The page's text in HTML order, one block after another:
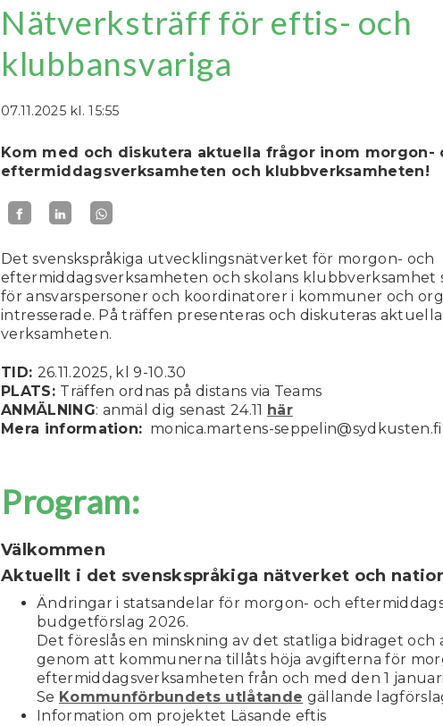
Nätverksträff för eftis- och
klubbansvariga
07.11.2025 kl. 15:55
Kom med och diskutera aktuella frågor inom morgon-
eftermiddagsverksamheten och klubbverksamheten!
Det svenskspråkiga utvecklingsnätverket för morgon- och
eftermiddagsverksamheten och skolans
för ansvarspersoner och koordinatorer i kommuner och
intresserade. På träffen presenteras och diskuteras
verksamheten.
TID: 26.11.2025, kl 9-10.30
PLATS: Träffen ordnas på distans via Teams
ANMÄLNING: anmäl dig senast 24.11 här
Mera information: monica.martens-seppelin@sydkusten.fi
Program:
Välkommen
Aktuellt i det svenskspråkiga nätverket och
Ändringar i statsandelar för morgon- och
budgetförslag 2026.
Det föreslås en minskning av det statliga bidraget och
genom att kommunerna tillåts höja avgifterna för
eftermiddagsverksamheten från och med den 1
Se Kommunförbundets utlåtande gällande
Information om projektet Läsande eftis